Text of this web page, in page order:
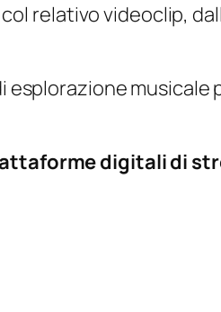
relativo videoclip,
digitali di